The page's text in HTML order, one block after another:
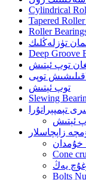
Cylindrical
Tapered
Roller
تۈزلەڭلىك
Deep Groove
توپ ئېتىش
توپى
توپ ئېتىش
Slewing
تېمپېراتۇرا
ئېتىش
زاپچاسلار
خۇمدان
Cone
يەڭ
Bolts